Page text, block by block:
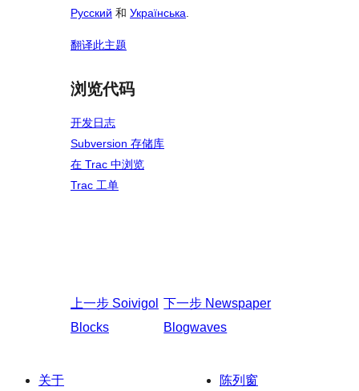
Русский 和 Українська.
翻译此主题
浏览代码
开发日志
Subversion 存储库
在 Trac 中浏览
Trac 工单
上一步 Soivigol
Blocks
下一步 Newspaper
Blogwaves
关于
陈列窗